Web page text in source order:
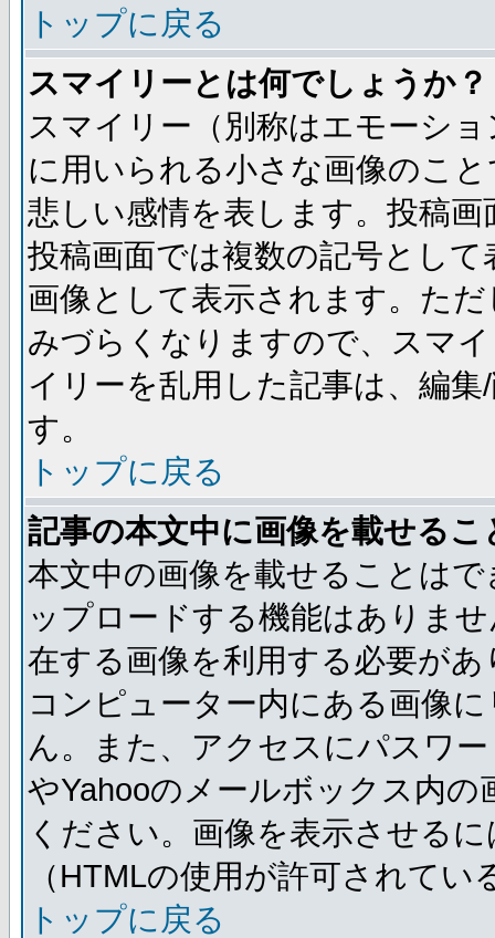
トップに戻る
スマイリーとは何でしょうか？
スマイリー（別称はエモーシ
に用いられる小さな画像のこ
悲しい感情を表します。投稿
投稿画面では複数の記号とし
画像として表示されます。た
みづらくなりますので、スマ
イリーを乱用した記事は、編
す。
トップに戻る
記事の本文中に画像を載せる
本文中の画像を載せることは
ップロードする機能はありま
在する画像を利用する必要が
コンピューター内にある画像
ん。また、アクセスにパスワ
やYahooのメールボックス内
ください。画像を表示させる
（HTMLの使用が許可されて
トップに戻る